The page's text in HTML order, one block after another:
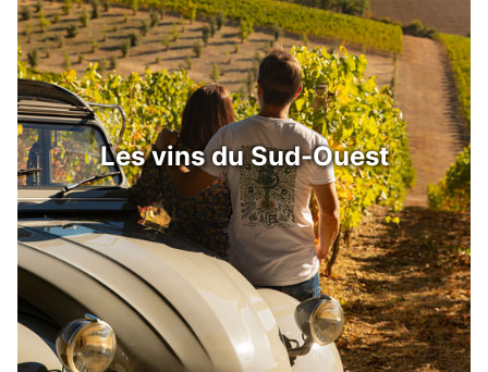
Les vins du Sud-Ouest